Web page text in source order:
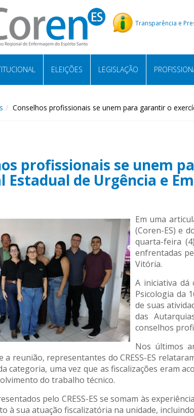
Transparência e
ELEIÇÕES LEGISLAÇÃO
Conselhos profissionais se unem para garantir o
profissionais se unem
Estadual de Urgência e
Em uma
(Coren-ES) e
quarta-feira
enfrentadas
Vitória.
A iniciativa dá
Psicologia da
de suas
das
conselhos
Nos últimos
a reunião, representantes do CRESS-ES
categoria, uma vez que as fiscalizações eram
do trabalho técnico.
pelo CRESS-ES se somam às
à sua atuação fiscalizatória na unidade,